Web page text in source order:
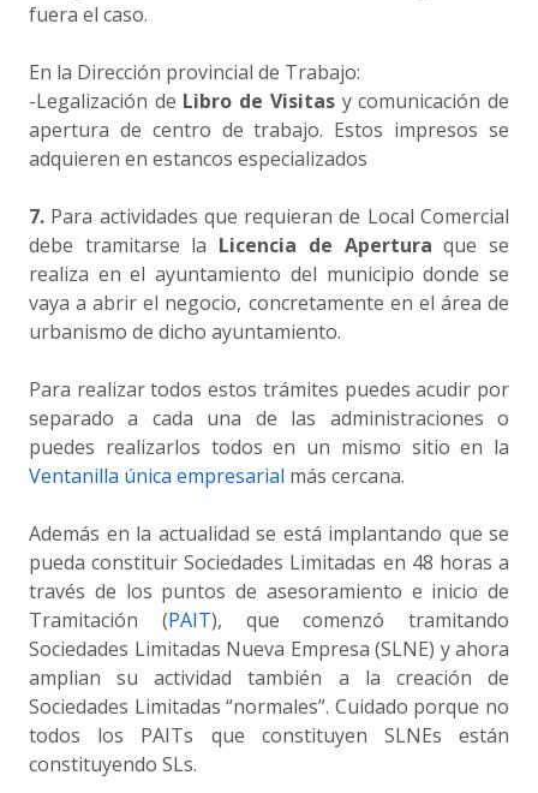
fuera el caso.
En la Dirección provincial de Trabajo:
-Legalización de Libro de Visitasy comunicación de
apertura de centro de trabajo. Estos impresos se
adquieren en estancos especializados
7. Para actividades que requieran de Local Comercial
debe tramitarse la Licencia de Apertura que se
realiza en el ayuntamiento del municipio donde se
vaya a abrir el negocio, concretamente en el área de
urbanismo de dicho ayuntamiento.
Para realizar todos estos trámites puedes acudir por
separado a cada una de las administraciones o
puedes realizarlos todos en un mismo sitio en la
Ventanilla única empresarial más cercana.
Además en la actualidad se está implantando que se
pueda constituir Sociedades Limitadas en 48 horas a
través de los puntos de asesoramiento e inicio de
Tramitación (PAIT), que comenzó tramitando
Sociedades Limitadas Nueva Empresa (SLNE) y ahora
amplian su actividad también a la creación de
Sociedades Limitadas “normales”. Cuidado porque no
todos los PAITs que constituyen SLNEs están
constituyendo SLs.